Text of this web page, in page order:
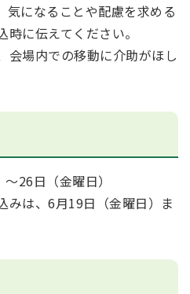
気になることや配慮を求める
に伝えてください。
会場内での移動に介助がほし
26日（金曜日）
みは、6月19日（金曜日）ま